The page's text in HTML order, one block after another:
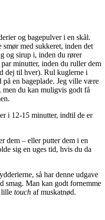
og bagepulver i en skål.
med sukkeret, inden det
og sirup i, inden du rører
minutter, inden du ruller dem
dej til hver). Rul kuglerne i
en bageplade. Jeg ville være
men du kan muligvis godt få
i 12-15 minutter, indtil de er
dem – eller putter dem i en
sig en uges tid, hvis du da
så har denne udgave
smag. Man kan godt fornemme
lille touch af muskatnød.